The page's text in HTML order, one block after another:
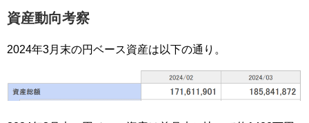
資産動向考察
2024年3月末の円ベース資産は以下の通り。